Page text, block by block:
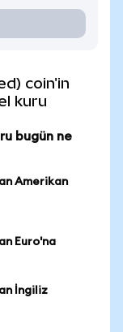
coin'in
kuru
bugün ne
Amerikan
Euro'na
İngiliz